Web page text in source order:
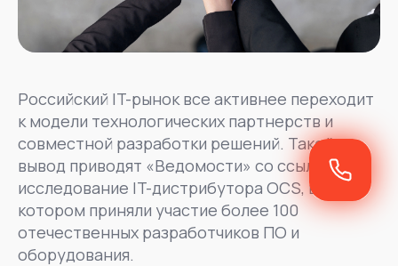
Российский IT-рынок все активнее переходит
к модели технологических партнерств и
совместной разработки решений. Такой
вывод приводят «Ведомости» со ссылкой на
исследование IT-дистрибутора OCS, в
котором приняли участие более 100
отечественных разработчиков ПО и
оборудования.